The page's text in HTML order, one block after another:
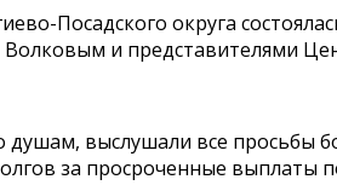
Посадского округа
и представителями
душам, выслушали все просьбы
за просроченные